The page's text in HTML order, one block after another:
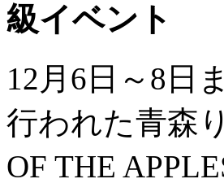
級イベント
12月6日～8日
行われた青森
OF THE